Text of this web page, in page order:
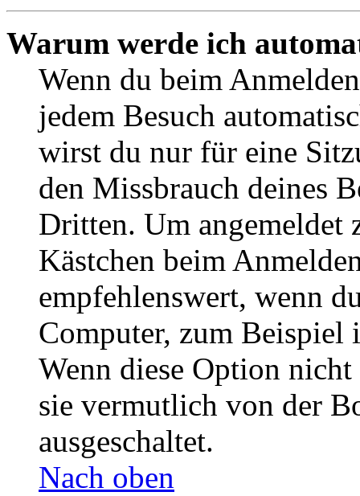
Warum werde ich
Wenn du beim
jedem Besuch
wirst du nur für eine
den Missbrauch deines
Dritten. Um angemeldet
Kästchen beim
empfehlenswert, wenn
Computer, zum Beispiel
Wenn diese Option
sie vermutlich von der
ausgeschaltet.
Nach oben